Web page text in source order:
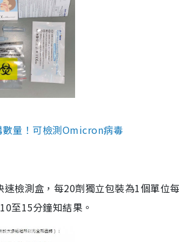
量！可檢測Omicron病毒
檢測盒，每20劑獨立包裝為1個單位
至15分鐘知結果。